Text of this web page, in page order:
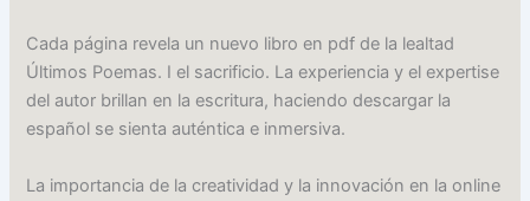
Cada página revela un nuevo libro en pdf de la lealtad
Últimos Poemas. I el sacrificio. La experiencia y el expertise
del autor brillan en la escritura, haciendo descargar la
español se sienta auténtica e inmersiva.
La importancia de la creatividad y la innovación en la online